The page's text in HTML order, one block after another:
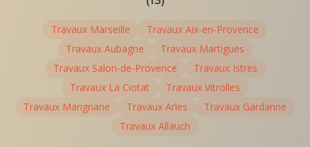
Travaux Marseille Travaux Aix-en-Provence
Travaux Aubagne Travaux Martigues
Travaux Salon-de-Provence Travaux Istres
Travaux La Ciotat Travaux Vitrolles
Travaux Marignane Travaux Arles Travaux Gardanne
Travaux Allauch